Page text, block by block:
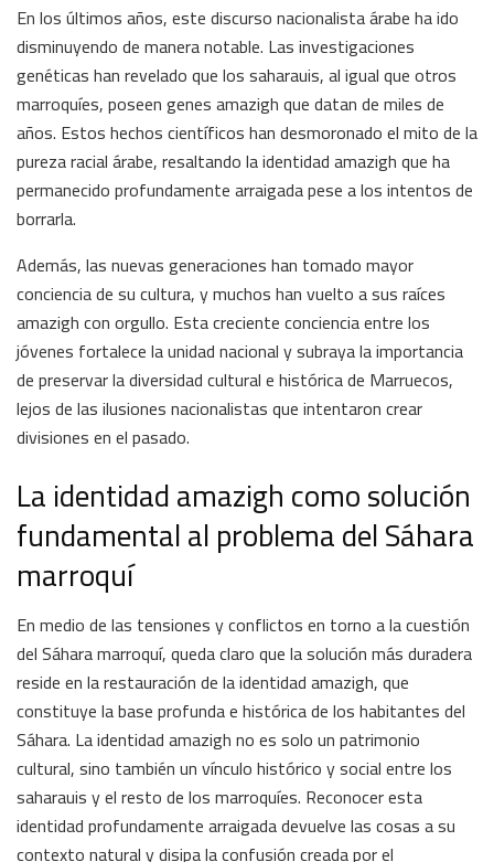
En los últimos años, este discurso nacionalista árabe ha ido
disminuyendo de manera notable. Las investigaciones
genéticas han revelado que los saharauis, al igual que otros
marroquíes, poseen genes amazigh que datan de miles de
años. Estos hechos científicos han desmoronado el mito de la
pureza racial árabe, resaltando la identidad amazigh que ha
permanecido profundamente arraigada pese a los intentos de
borrarla.
Además, las nuevas generaciones han tomado mayor
conciencia de su cultura, y muchos han vuelto a sus raíces
amazigh con orgullo. Esta creciente conciencia entre los
jóvenes fortalece la unidad nacional y subraya la importancia
de preservar la diversidad cultural e histórica de Marruecos,
lejos de las ilusiones nacionalistas que intentaron crear
divisiones en el pasado.
La identidad amazigh como solución
fundamental al problema del Sáhara
marroquí
En medio de las tensiones y conflictos en torno a la cuestión
del Sáhara marroquí, queda claro que la solución más duradera
reside en la restauración de la identidad amazigh, que
constituye la base profunda e histórica de los habitantes del
Sáhara. La identidad amazigh no es solo un patrimonio
cultural, sino también un vínculo histórico y social entre los
saharauis y el resto de los marroquíes. Reconocer esta
identidad profundamente arraigada devuelve las cosas a su
contexto natural y disipa la confusión creada por el